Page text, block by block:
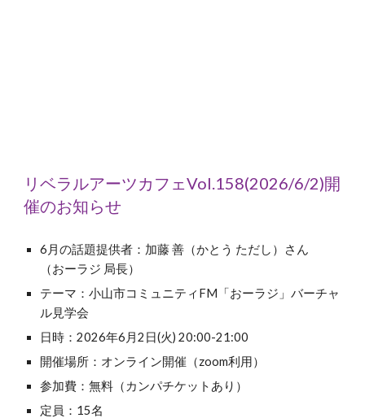
リベラルアーツカフェVol.158(2026/6/2)開
催のお知らせ
6 月の話題提供者：加藤善（かとう ただし）さん
（おーラジ 局長）
テーマ：小山市コミュニティFM「おーラジ」バーチャ
ル見学会
日時：2026年6 月2 日(火) 20:00-21:00
開催場所：オンライン開催（zoom利用）
参加費：無料 （カンパチケットあり）
定員：15名